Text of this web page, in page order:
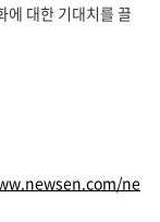
에 대한 기대치를 끌
ne